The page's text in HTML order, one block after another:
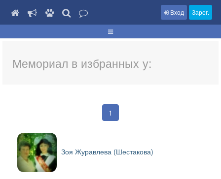
Вход Зарег.
Мемориал в избранных у:
1
Зоя Журавлева (Шестакова)